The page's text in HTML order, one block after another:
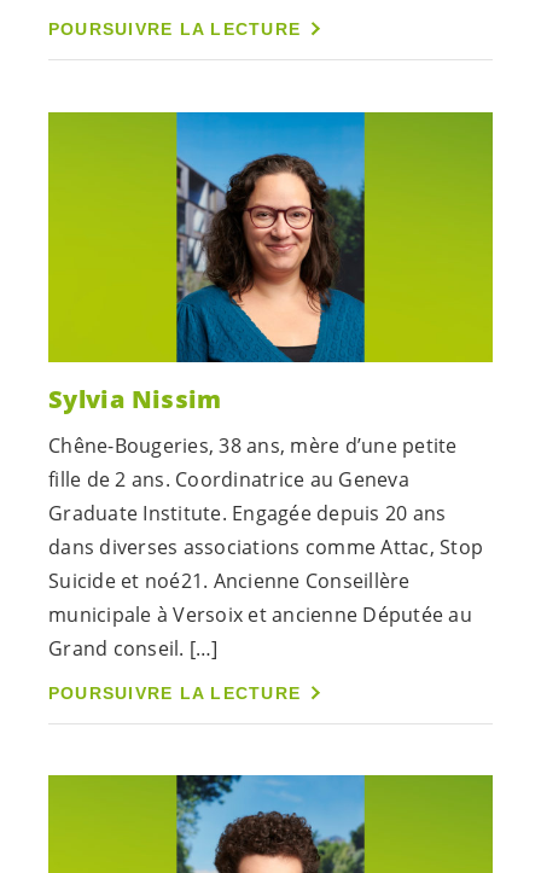
POURSUIVRE LA LECTURE
Sylvia Nissim
Chêne-Bougeries, 38 ans, mère d’une petite
fille de 2 ans. Coordinatrice au Geneva
Graduate Institute. Engagée depuis 20 ans
dans diverses associations comme Attac, Stop
Suicide et noé21. Ancienne Conseillère
municipale à Versoix et ancienne Députée au
Grand conseil. […]
POURSUIVRE LA LECTURE